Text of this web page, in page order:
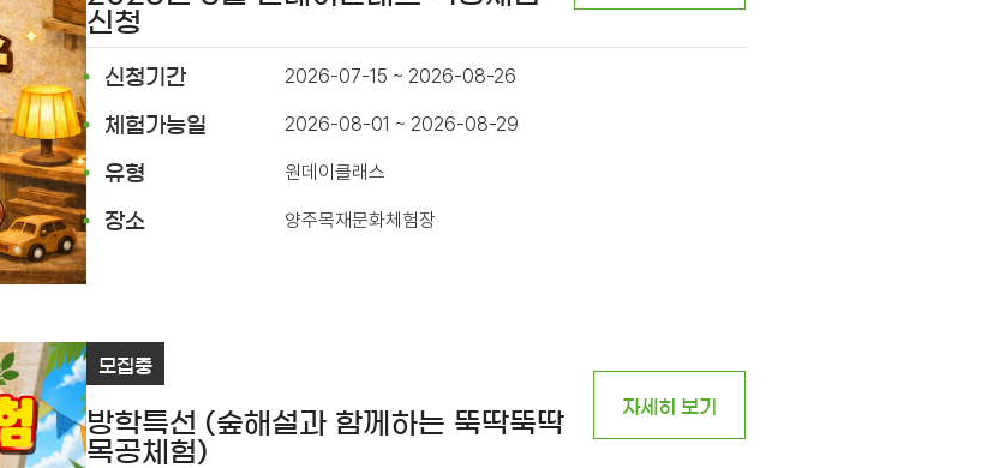
신청
신청기간 2026-07-15 ~ 2026-08-26
체험가능일 2026-08-01 ~ 2026-08-29
유형 원데이클래스
장소 양주목재문화체험장
모집중
방학특선 (숲해설과 함께하는 뚝딱뚝딱
목공체험)
자세히 보기